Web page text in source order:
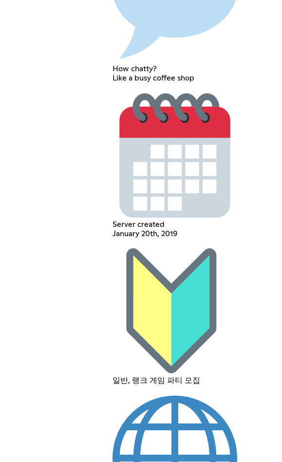
How chatty?
Like a busy coffee shop
Server created
January 20th, 2019
일반, 랭크 게임 파티 모집